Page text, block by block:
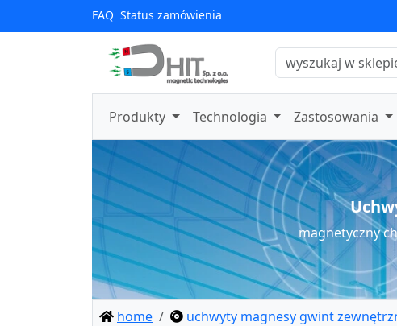
FAQ Status zamówienia
Produkty Technologia Zastosowania
magnetyczny
home uchwyty magnesy gwint